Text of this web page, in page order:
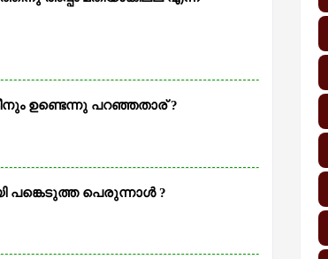
ഉണ്ടെന്നു പറഞ്ഞതാര് ?
പങ്കെടുത്ത പെരുന്നാള്‍ ?